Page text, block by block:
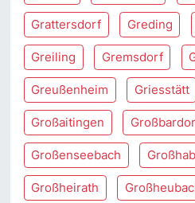
Grattersdorf Greding
Greiling Gremsdorf
Greußenheim Griesstätt
Großaitingen
Großenseebach
Großheirath